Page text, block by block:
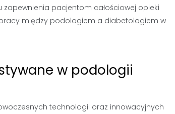
pacjentom całościowej opieki
między podologiem a diabetologiem w
w podologii
technologii oraz innowacyjnych